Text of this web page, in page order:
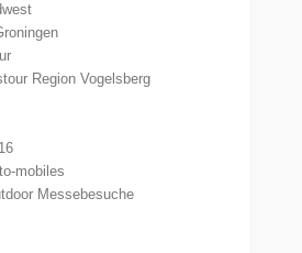
Region Vogelsberg
mobiles
Messebesuche